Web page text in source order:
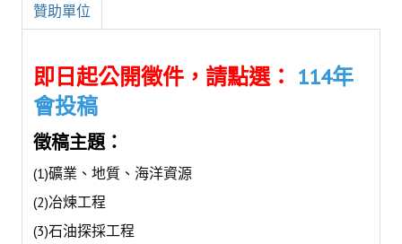
鑛冶期刊獲行政院頒發雜誌金鼎獎
歷年詹天佑論文獎與中工會論文得獎人
學會出版品
鑛冶期刊 (需登入會員)
鑛冶期刊徵稿
贊助單位
即日起公開徵件，請點選： 114年
會投稿
徵稿主題：
(1)礦業、地質、海洋資源
(2)冶煉工程
(3)石油探採工程